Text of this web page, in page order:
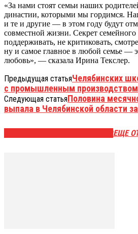
«За нами стоят семьи наших
династии, которыми мы гордимся.
и те и другие — в этом году будут
совместной жизни. Секрет семейного
поддерживать, не критиковать,
ну и самое главное в любой семье —
любовь», — сказала Ирина Текслер.
Предыдущая статьяЧелябинских
с промышленным производством
Следующая статьяПоловина
выпала в Челябинской области
ЕЩЕ